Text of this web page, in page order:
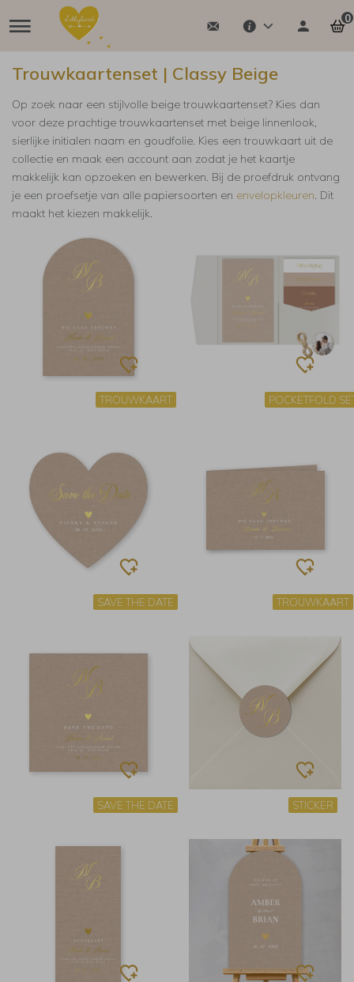
0
Trouwkaartenset | Classy Beige
Op zoek naar een stijlvolle beige trouwkaartenset? Kies dan
voor deze prachtige trouwkaartenset met beige linnenlook,
sierlijke initialen naam en goudfolie. Kies een trouwkaart uit de
collectie en maak een account aan zodat je het kaartje
makkelijk kan opzoeken en bewerken. Bij de proefdruk ontvang
je een proefsetje van alle papiersoorten en envelopkleuren. Dit
maakt het kiezen makkelijk.
TROUWKAART POCKETFOLD
SAVE THE DATE TROUWKAART
SAVE THE DATE STICKER